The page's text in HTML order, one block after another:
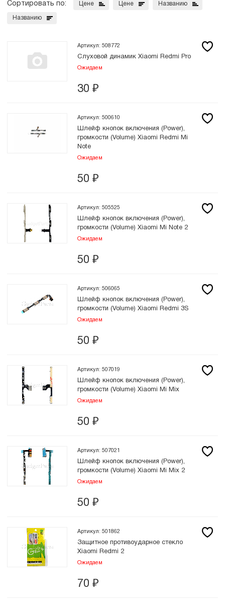
Сортировать по: Цене Цене Названию
Названию
Артикул: 508772
Слуховой динамик Xiaomi Redmi Pro
Ожидаем
30 ₽
Артикул: 500610
Шлейф кнопок включения (Power),
громкости (Volume) Xiaomi Redmi Mi
Note
Ожидаем
50 ₽
Артикул: 505525
Шлейф кнопок включения (Power),
громкости (Volume) Xiaomi Mi Note 2
Ожидаем
50 ₽
Артикул: 506065
Шлейф кнопок включения (Power),
громкости (Volume) Xiaomi Redmi 3S
Ожидаем
50 ₽
Артикул: 507019
Шлейф кнопок включения (Power),
громкости (Volume) Xiaomi Mi Mix
Ожидаем
50 ₽
Артикул: 507021
Шлейф кнопок включения (Power),
громкости (Volume) Xiaomi Mi Mix 2
Ожидаем
50 ₽
Артикул: 501862
Защитное противоударное стекло
Xiaomi Redmi 2
Ожидаем
70 ₽